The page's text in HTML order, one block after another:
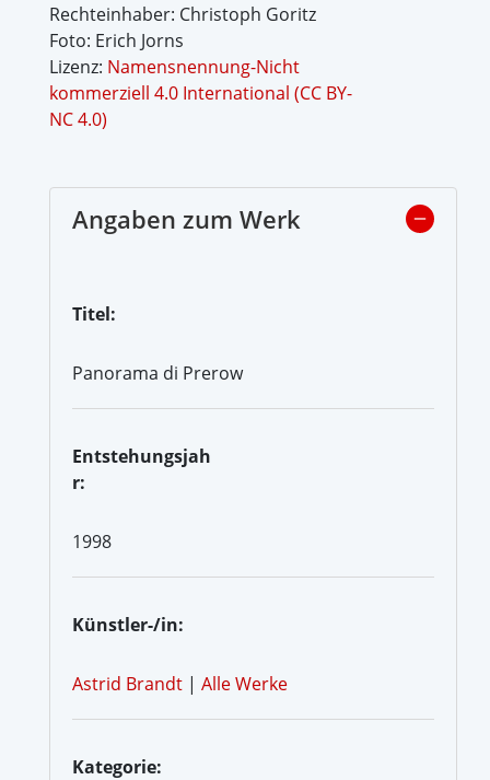
Rechteinhaber: Christoph Goritz
Foto: Erich Jorns
Lizenz: Namensnennung-Nicht
kommerziell 4.0 International (CC BY-
NC 4.0)
Angaben zum Werk
Titel:
Panorama di Prerow
Entstehungsjah
r:
1998
Künstler-/in:
Astrid Brandt | Alle Werke
Kategorie: